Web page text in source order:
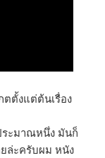
ตั้งแต่ต้นเรื่อง
ระมาณหนึ่ง มันก็
ล่ะครับผม หนัง